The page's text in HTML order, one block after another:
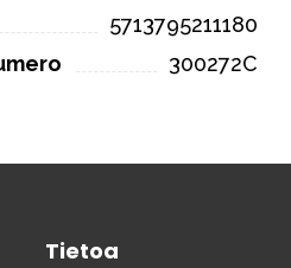
5713795211180
300272C
Tietoa